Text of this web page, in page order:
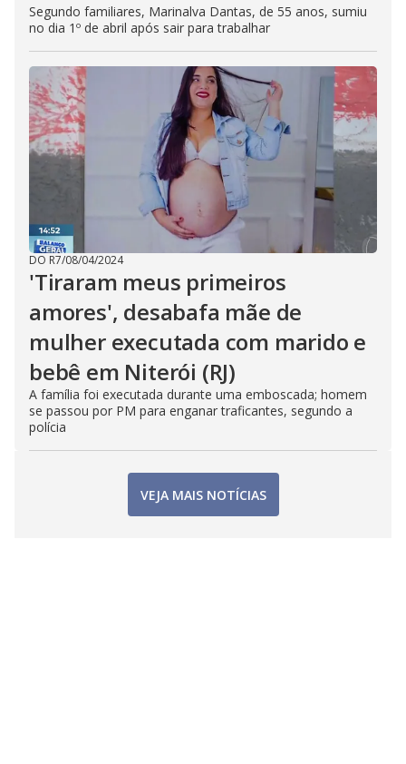
Segundo familiares, Marinalva Dantas, de 55 anos, sumiu
no dia 1º de abril após sair para trabalhar
DO R7/08/04/2024
'Tiraram meus primeiros
amores', desabafa mãe de
mulher executada com marido e
bebê em Niterói (RJ)
A família foi executada durante uma emboscada; homem
se passou por PM para enganar traficantes, segundo a
polícia
VEJA MAIS NOTÍCIAS